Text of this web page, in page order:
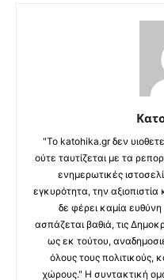
"Το katohika.gr δεν
ούτε ταυτίζεται με τα
ενημερωτικές
εγκυρότητα, την
δε φέρει καμία
ασπάζεται βαθιά, τις
ως εκ τούτου,
όλους τους πολιτικούς,
χώρους." Η συντακτική